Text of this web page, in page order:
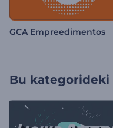
GCA Empreedimentos
Bu kategorideki